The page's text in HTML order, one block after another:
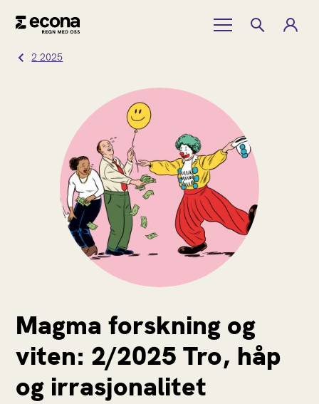
2 2025
Magma forskning og
viten: 2/2025 Tro, håp
og irrasjonalitet